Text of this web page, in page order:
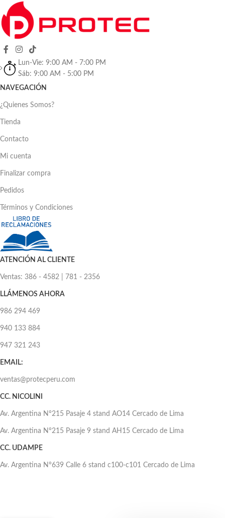
Lun-Vie: 9:00 AM - 7:00 PM
Sáb: 9:00 AM - 5:00 PM
NAVEGACIÓN
¿Quienes Somos?
Tienda
Contacto
Mi cuenta
Finalizar compra
Pedidos
Términos y Condiciones
ATENCIÓN AL CLIENTE
Ventas: 386 - 4582 | 781 - 2356
LLÁMENOS AHORA
986 294 469
940 133 884
947 321 243
EMAIL:
ventas@protecperu.com
CC. NICOLINI
Av. Argentina N°215 Pasaje 4 stand AO14 Cercado de Lima
Av. Argentina N°215 Pasaje 9 stand AH15 Cercado de Lima
CC. UDAMPE
Av. Argentina N°639 Calle 6 stand c100-c101 Cercado de Lima